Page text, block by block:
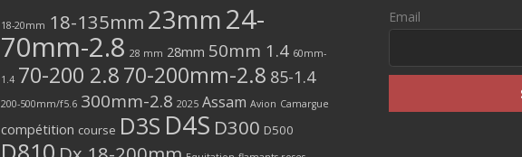
18-20mm 18-135mm 23mm24-
70mm-2.8 28 mm 28mm 50mm 1.4 60mm-
1.4 70-200 2.870-200mm-2.8 85-1.4
200-500mm/f5.6 300mm-2.8 2025 Assam Avion Camargue
compétition course D3S D4S D300 D500
Email